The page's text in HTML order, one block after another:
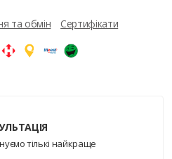
та обмін
Сертифікати
тількі найкраще